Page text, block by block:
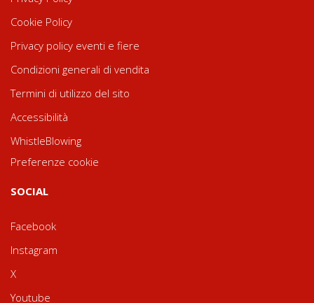
Cookie Policy
Privacy policy eventi e fiere
Condizioni generali di vendita
Termini di utilizzo del sito
Accessibilità
WhistleBlowing
Preferenze cookie
SOCIAL
Facebook
Instagram
X
Youtube